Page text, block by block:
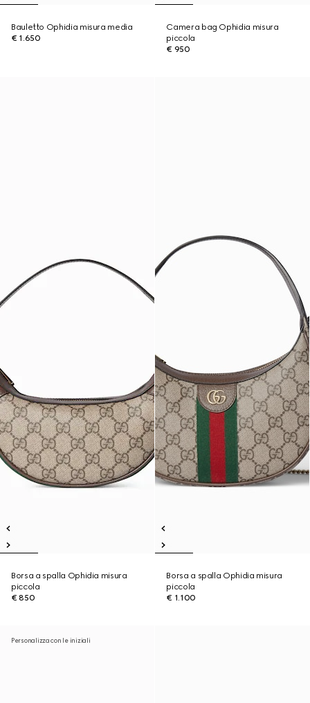
Bauletto Ophidia misura media
€ 1.650
Camera bag Ophidia misura
piccola
€ 950
Borsa a spalla Ophidia misura
piccola
€ 850
Borsa a spalla Ophidia misura
piccola
€ 1.100
Personalizza con le iniziali